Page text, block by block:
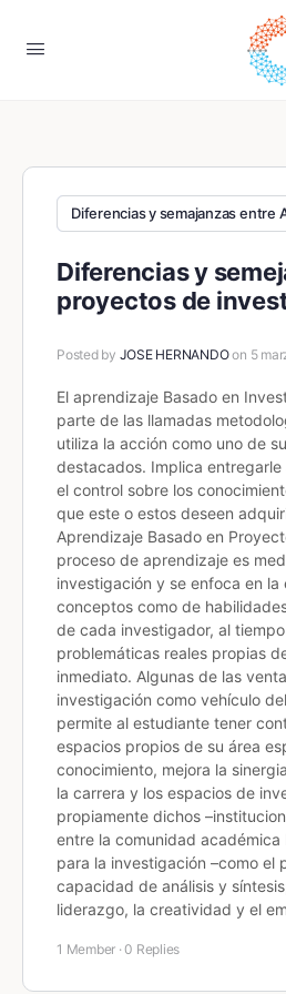
Diferencias y semajanzas entre
Diferencias y
proyectos de
Posted by JOSE HERNANDOon 5
El aprendizaje Basado en
parte de las llamadas
utiliza la acción como uno de
destacados. Implica entregarle
el control sobre los
que este o estos deseen
Aprendizaje Basado en
proceso de aprendizaje es
investigación y se enfoca en
conceptos como de
de cada investigador, al
problemáticas reales propias
inmediato. Algunas de las
investigación como vehículo
permite al estudiante tener
espacios propios de su área
conocimiento, mejora la
la carrera y los espacios de
propiamente dichos
entre la comunidad
para la investigación –como el
capacidad de análisis y
liderazgo, la creatividad y el
1 Member ·0 Replies